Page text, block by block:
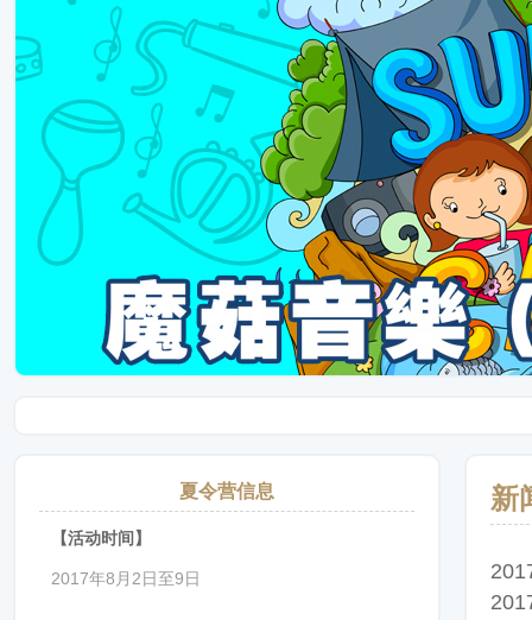
夏令营信息
【活动时间】
2017年8月2日至9日
新